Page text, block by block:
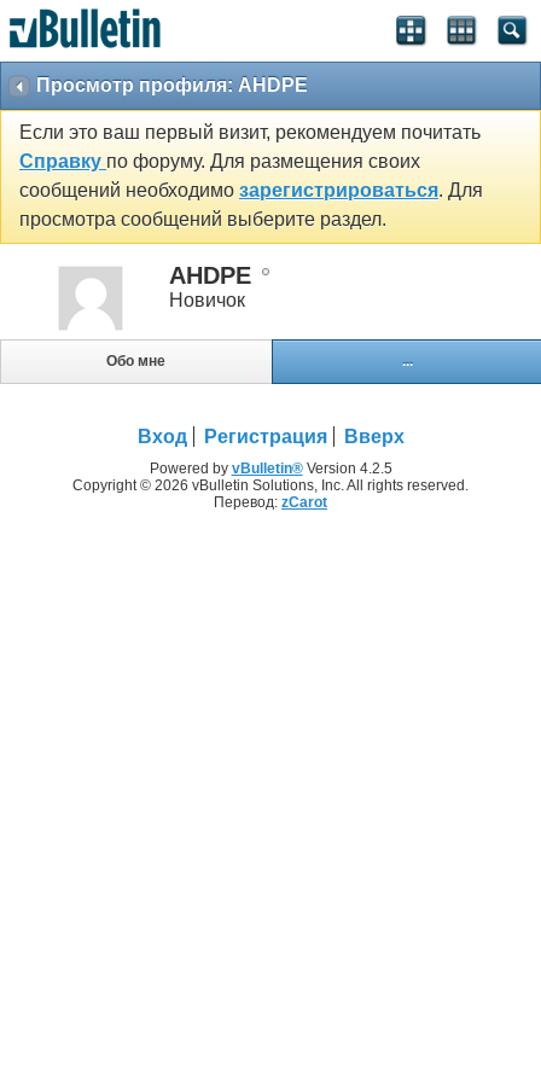
Просмотр профиля: AHDPE
Если это ваш первый визит, рекомендуем почитать
Справку по форуму. Для размещения своих
сообщений необходимо зарегистрироваться. Для
просмотра сообщений выберите раздел.
AHDPE
Новичок
Обо мне ...
Вход Регистрация Вверх
Powered by vBulletin®Version 4.2.5
Copyright © 2026 vBulletin Solutions, Inc. All rights reserved.
Перевод: zCarot